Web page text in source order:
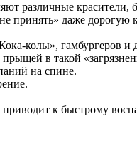
различные
даже дорогую
колы», гамбургеров и
в такой
на спине.
приводит к быстрому